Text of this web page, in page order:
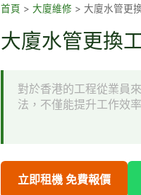
首頁 > 大廈維修 > 大廈水管更
大廈水管更換
對於香港的工程從業員
法，不僅能提升工作效
立即租機 免費報價